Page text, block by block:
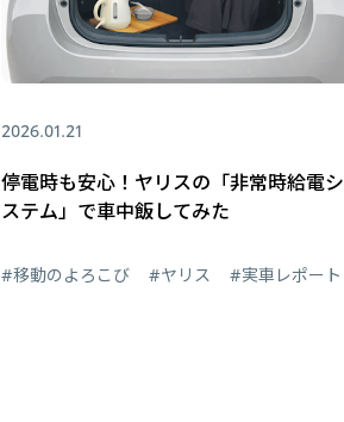
2026.01.21
停電時も安心！ヤリスの「非常時給電シ
ステム」で車中飯してみた
#移動のよろこび #ヤリス #実車レポート